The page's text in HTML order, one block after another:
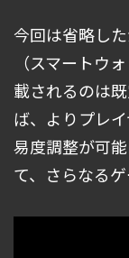
今回は省略し
（スマートウ
載されるのは
ば、よりプレ
易度調整が可
て、さらなる